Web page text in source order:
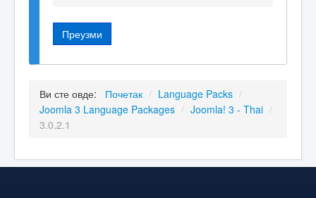
Преузми
Ви сте овде: Почетак / Language Packs /
Joomla 3 Language Packages / Joomla! 3 - Thai /
3.0.2.1